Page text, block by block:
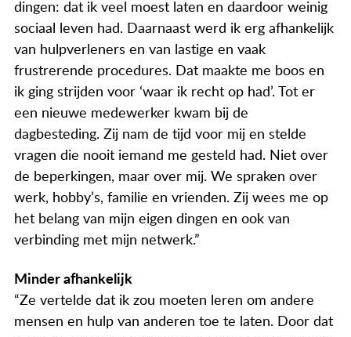
dingen: dat ik veel moest laten en daardoor weinig
sociaal leven had. Daarnaast werd ik erg afhankelijk
van hulpverleners en van lastige en vaak
frustrerende procedures. Dat maakte me boos en
ik ging strijden voor ‘waar ik recht op had’. Tot er
een nieuwe medewerker kwam bij de
dagbesteding. Zij nam de tijd voor mij en stelde
vragen die nooit iemand me gesteld had. Niet over
de beperkingen, maar over mij. We spraken over
werk, hobby’s, familie en vrienden. Zij wees me op
het belang van mijn eigen dingen en ook van
verbinding met mijn netwerk.”
Minder afhankelijk
“Ze vertelde dat ik zou moeten leren om andere
mensen en hulp van anderen toe te laten. Door dat